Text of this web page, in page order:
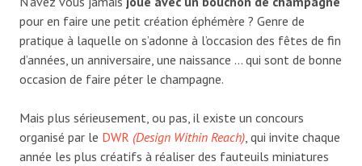
pour en faire une petit création éphémère ? Genre de
pratique à laquelle on s’adonne à l’occasion des fêtes de fin
d’années, un anniversaire, une naissance … qui sont de bonne
occasion de faire péter le champagne.
Mais plus sérieusement, ou pas, il existe un concours
organisé par le DWR (Design Within Reach) , qui invite chaque
année les plus créatifs à réaliser des fauteuils miniatures